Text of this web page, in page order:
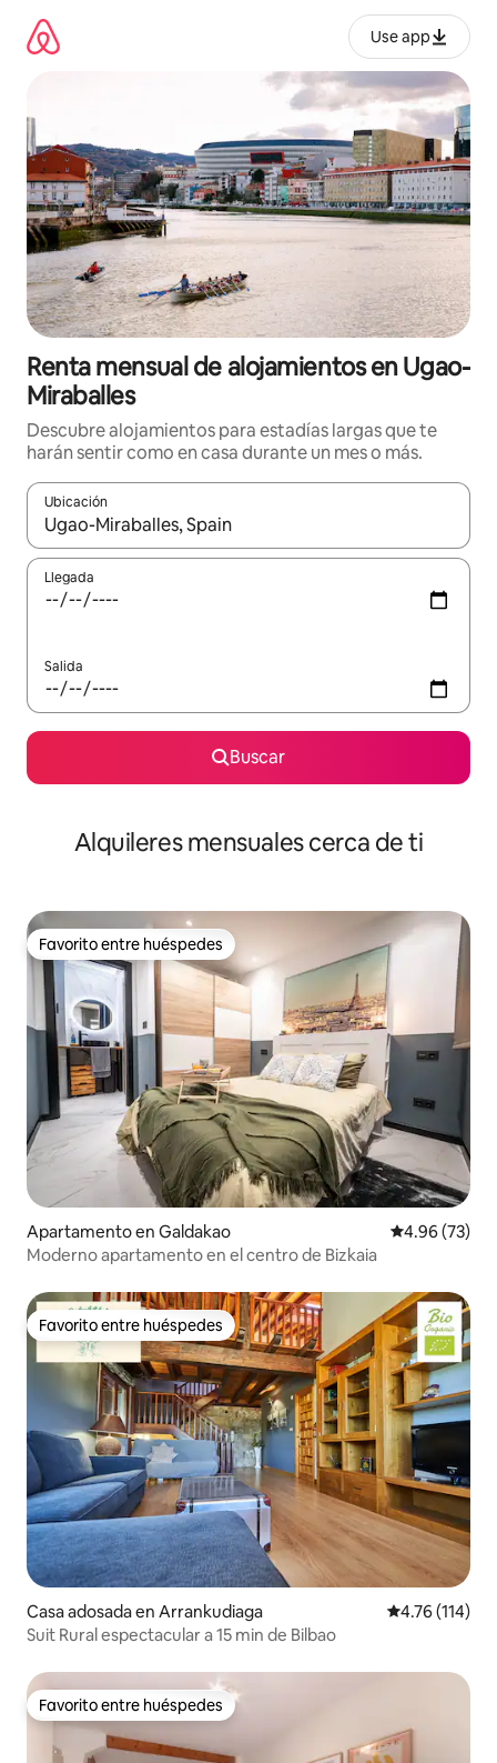
contenido
Use app
Renta mensual de alojamientos en Ugao-
Miraballes
Descubre alojamientos para estadías largas que te
harán sentir como en casa durante un mes o más.
Ubicación
Cuando los resultados estén disponibles, navega con las
Llegada
Salida
Buscar
Alquileres mensuales cerca de ti
Favorito entre huéspedes
Favorito entre huéspedes
Apartamento en Galdakao Calificación
4.96 (73)
Moderno apartamento en el centro de Bizkaia
Favorito entre huéspedes
Favorito entre huéspedes
Casa adosada en Arrankudiaga Calificación
4.76 (114)
Suit Rural espectacular a 15 min de Bilbao
Favorito entre huéspedes
Favorito entre huéspedes